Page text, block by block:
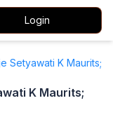
Login
Setyawati K Maurits;
K Maurits;